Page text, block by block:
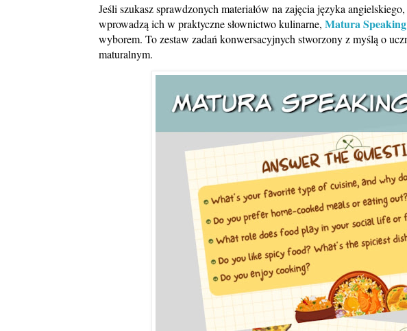
Jeśli szukasz sprawdzonych materiałów na zajęcia języka
wprowadzą ich w praktyczne słownictwo kulinarne, Matura
wyborem. To zestaw zadań konwersacyjnych stworzony z myślą o
maturalnym.